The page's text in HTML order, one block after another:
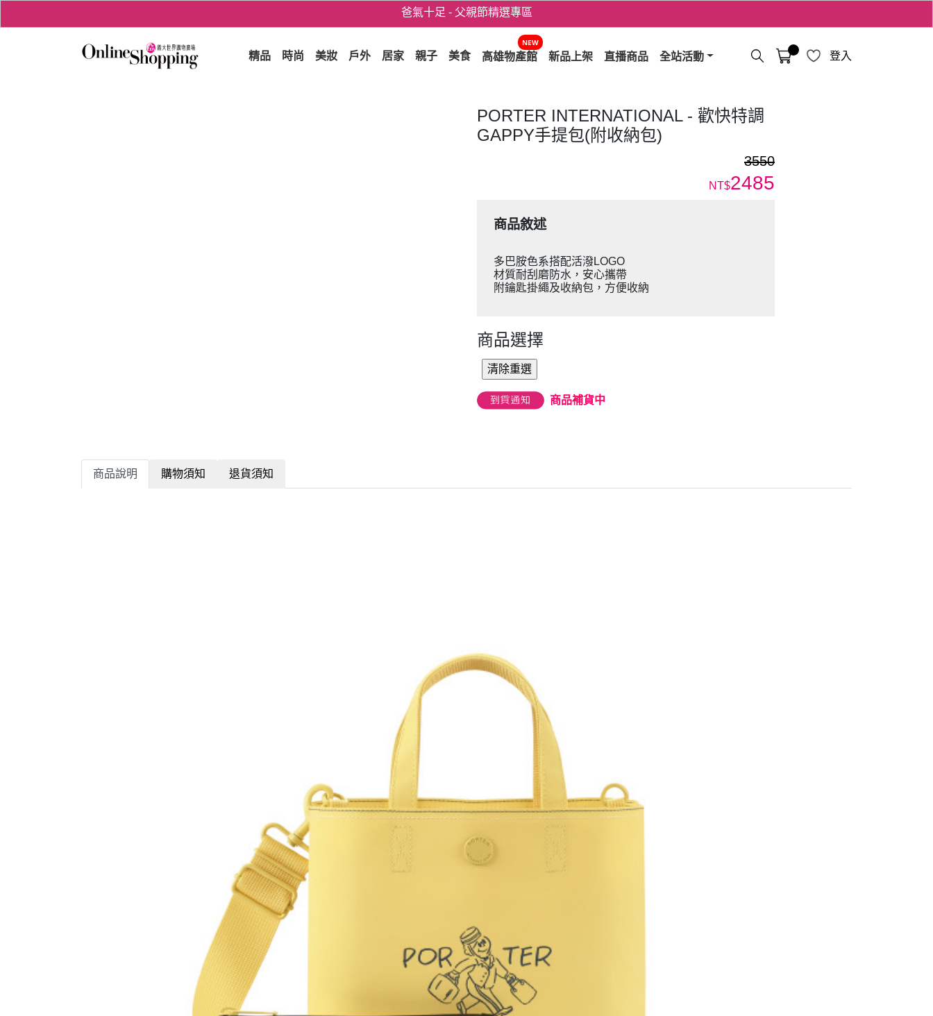
用心愛你！七夕星選禮遇！
3折起！德國工藝精品 AIGNER 流量款
爸氣十足 - 父親節精選專區
精品 時尚 美妝 戶外 居家 親子 美食 高雄物產館
NEW
新品上架 直播商品 全站活動 登入
PORTER INTERNATIONAL - 歡快特調
GAPPY手提包(附收納包)
3550
NT$2485
商品敘述
多巴胺色系搭配活潑LOGO
材質耐刮磨防水，安心攜帶
附鑰匙掛繩及收納包，方便收納
商品選擇
商品補貨中
商品說明 購物須知 退貨須知